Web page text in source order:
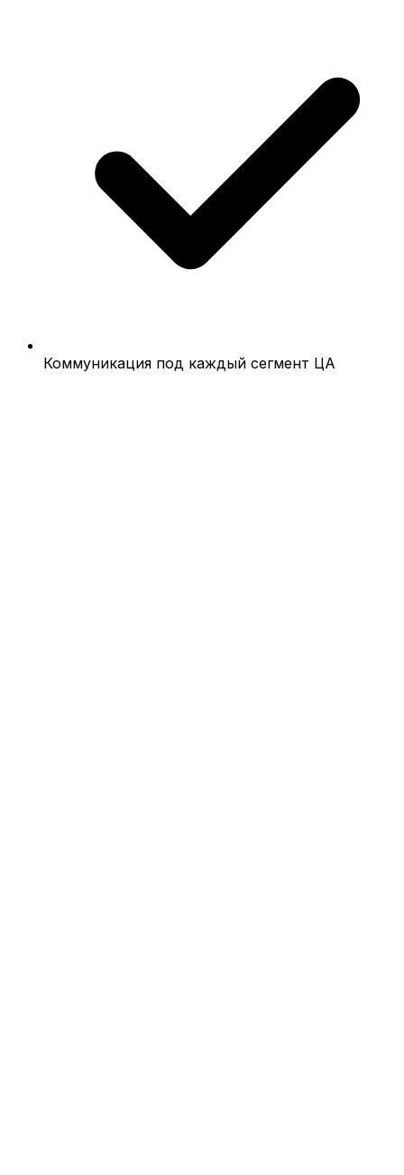
Коммуникация под каждый сегмент ЦА